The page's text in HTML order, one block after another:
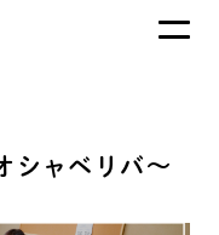
シャベリバ～